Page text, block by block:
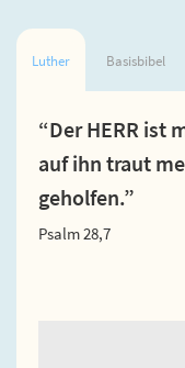
Luther Basisbibel
“Der HERR ist
auf ihn traut
geholfen.”
Psalm 28,7